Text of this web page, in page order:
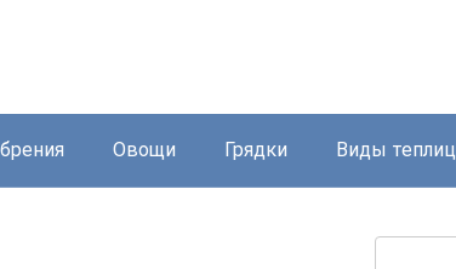
Овощи Грядки Виды теплиц